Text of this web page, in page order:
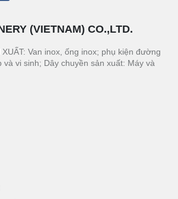
(VIETNAM) CO.,LTD.
Van inox, ống inox; phụ kiện đường
và vi sinh; Dây chuyền sản xuất: Máy và